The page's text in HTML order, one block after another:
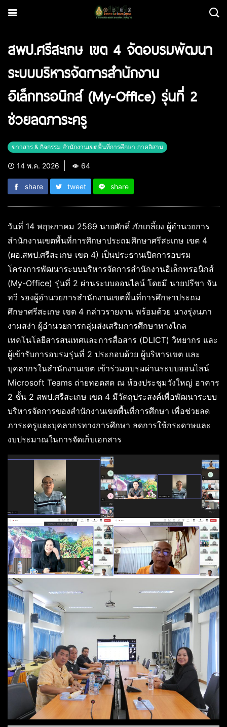
สพป.ศรีสะเกษ เขต 4 จัดอบรมพัฒนา
ระบบบริหารจัดการสำนักงาน
อิเล็กทรอนิกส์ (My-Office) รุ่นที่ 2
ช่วยลดภาระครู
ข่าวสาร & กิจกรรม สำนักงานเขตพื้นที่การศึกษา ภาคอิสาน
14 พ.ค. 2026 64
share tweet share
วันที่ 14 พฤษภาคม 2569 นายศักดิ์ ภักเกลี้ยง ผู้อำนวยการ
สำนักงานเขตพื้นที่การศึกษาประถมศึกษาศรีสะเกษ เขต 4
(ผอ.สพป.ศรีสะเกษ เขต 4) เป็นประธานเปิดการอบรม
โครงการพัฒนาระบบบริหารจัดการสำนักงานอิเล็กทรอนิกส์
(My-Office) รุ่นที่ 2 ผ่านระบบออนไลน์ โดยมี นายปรีชา จัน
ทวี รองผู้อำนวยการสำนักงานเขตพื้นที่การศึกษาประถม
ศึกษาศรีสะเกษ เขต 4 กล่าวรายงาน พร้อมด้วย นางรุ่งนภา
งามสง่า ผู้อำนวยการกลุ่มส่งเสริมการศึกษาทางไกล
เทคโนโลยีสารสนเทศและการสื่อสาร (DLICT) วิทยากร และ
ผู้เข้ารับการอบรมรุ่นที่ 2 ประกอบด้วย ผู้บริหารเขต และ
บุคลากรในสำนักงานเขต เข้าร่วมอบรมผ่านระบบออนไลน์
Microsoft Teams ถ่ายทอดสด ณ ห้องประชุมวังใหญ่ อาคาร
2 ชั้น 2 สพป.ศรีสะเกษ เขต 4 มีวัตถุประสงค์เพื่อพัฒนาระบบ
บริหารจัดการของสำนักงานเขตพื้นที่การศึกษา เพื่อช่วยลด
ภาระครูและบุคลากรทางการศึกษา ลดการใช้กระดาษและ
งบประมาณในการจัดเก็บเอกสาร